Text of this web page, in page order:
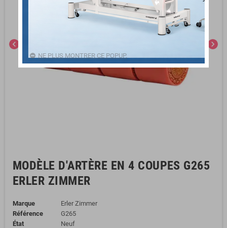
chevron_left chevron_right
MODÈLE D'ARTÈRE EN 4 COUPES G265
ERLER ZIMMER
Marque
Erler Zimmer
Référence
G265
État
Neuf
NE PLUS MONTRER CE POPUP.